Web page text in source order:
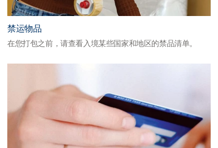
禁运物品
在您打包之前，请查看入境某些国家和地区的禁品清单。